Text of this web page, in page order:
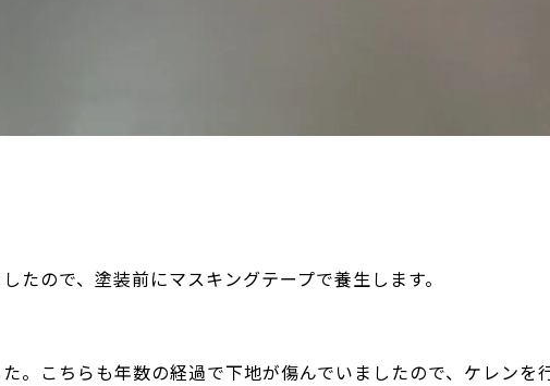
たので、塗装前にマスキングテープで養生します。
。こちらも年数の経過で下地が傷んでいましたので、ケレンを